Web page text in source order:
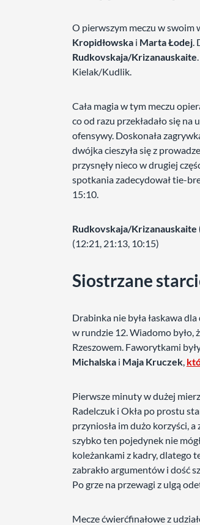
O pierwszym meczu w swoim
Kropidłowska i Marta Łodej.
Rudkovskaja/Krizanauskaite
Kielak/Kudlik.
Cała magia w tym meczu
co od razu przekładało się
ofensywy. Doskonała
dwójka cieszyła się z
przysnęły nieco w drugiej
spotkania zadecydował tie-
15:10.
Rudkovskaja/Krizanauskaite
(12:21, 21:13, 10:15)
Siostrzane
Drabinka nie była łaskawa
w rundzie 12. Wiadomo było,
Rzeszowem. Faworytkami
Michalska i Maja Kruczek,
Pierwsze minuty w dużej
Radelczuk i Okła po prostu
przyniosła im dużo korzyści,
szybko ten pojedynek nie
koleżankami z kadry, dlatego
zabrakło argumentów i dość
Po grze na przewagi z ulgą
Mecze ćwierćfinałowe z